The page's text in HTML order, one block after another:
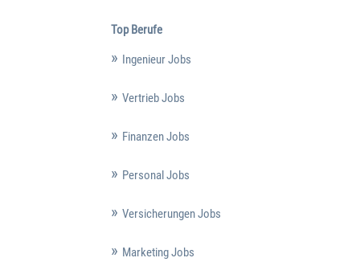
Top Berufe
Ingenieur Jobs
Vertrieb Jobs
Finanzen Jobs
Personal Jobs
Versicherungen Jobs
Marketing Jobs